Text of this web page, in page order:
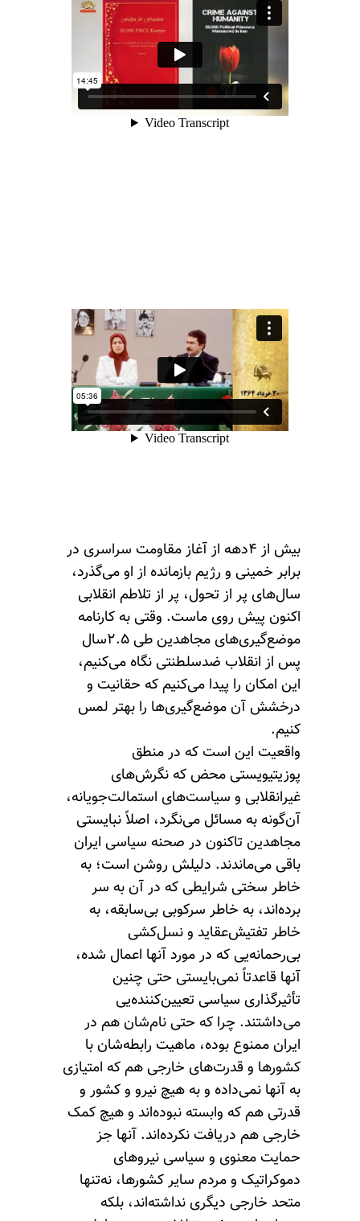
بیش از ۴دهه از آغاز مقاومت سراسری در
برابر خمینی و رژیم بازمانده از او می‌گذرد،
سال‌های پر از تحول، پر از تلاطم انقلابی
اکنون پیش روی ماست. وقتی به کارنامه
موضع‌گیری‌های مجاهدین طی ۲.۵سال
پس از انقلاب ضدسلطنتی نگاه می‌کنیم،
این امکان را پیدا می‌کنیم که حقانیت و
درخشش آن موضع‌گیری‌ها را بهتر لمس
کنیم.
واقعیت این است که در منطق
پوزیتیویستی محض که نگرش‌های
غیرانقلابی و سیاست‌های استمالت‌جویانه،
آن‌گونه به ‌مسائل می‌نگرد، اصلاً نبایستی
مجاهدین تاکنون در صحنه سیاسی ایران
باقی می‌ماندند. دلیلش روشن است؛ به‌
خاطر سختی شرایطی که در آن به ‌سر
برده‌اند، به‌ خاطر سرکوبی بی‌سابقه، به
‌خاطر تفتیش‌عقاید و نسل‌کشی
بی‌رحمانه‌یی که در مورد آنها اعمال شده،
آنها قاعدتاً نمی‌بایستی حتی چنین
تأثیرگذاری سیاسی تعیین‌کننده‌یی
می‌داشتند. چرا‌ که حتی نام‌شان هم در
ایران ممنوع بوده، ماهیت رابطه‌شان با
کشورها و قدرت‌های خارجی هم که امتیازی
به ‌آنها نمی‌داده و به هیچ نیرو و کشور و
قدرتی هم که وابسته نبوده‌اند و هیچ کمک
خارجی هم دریافت نکرده‌اند‌. آنها جز
حمایت معنوی و سیاسی نیروهای
دموکراتیک و مردم سایر کشورها، نه‌تنها
متحد خارجی دیگری نداشته‌اند، بلکه